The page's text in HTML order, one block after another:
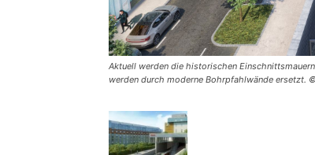
Aktuell werden die historischen
werden durch moderne Bohrpfahlwände ersetzt.